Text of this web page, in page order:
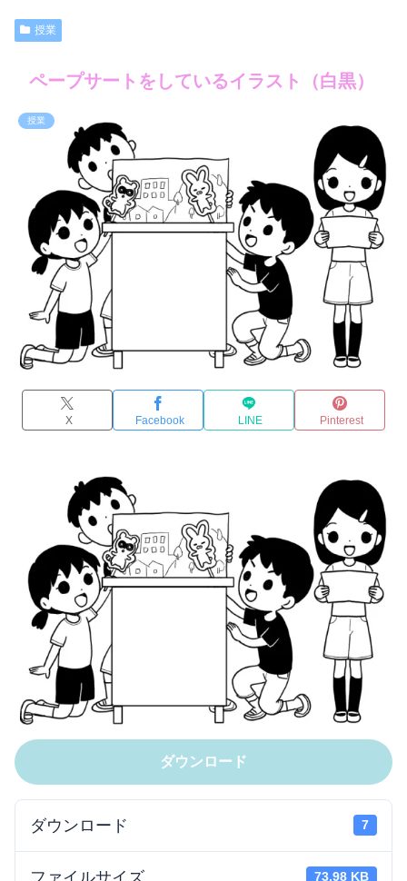
授業
ペープサートをしているイラスト（白黒）
授業
X Facebook LINE Pinterest
ダウンロード
ダウンロード 7
ファイルサイズ 73.98 KB